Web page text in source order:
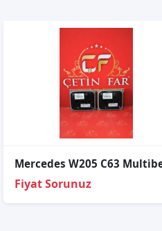
Fiyat Sorunuz